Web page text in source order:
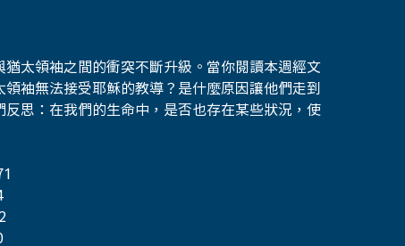
太領袖之間的衝突不斷升級。當你閱讀本週經文
袖無法接受耶穌的教導？是什麼原因讓他們走到
思：在我們的生命中，是否也存在某些狀況，使